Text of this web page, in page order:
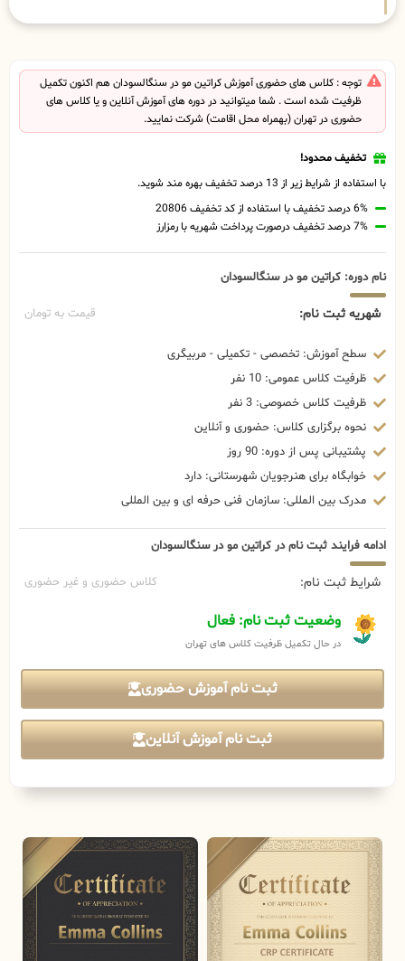
توجه : کلاس های حضوری آموزش کراتین مو در سنگالسودان هم اکنون تکمیل
ظرفیت شده است . شما میتوانید در دوره های آموزش آنلاین و یا کلاس های
حضوری در تهران (بهمراه محل اقامت) شرکت نمایید.
تخفیف محدود!
با استفاده از شرایط زیر از 13 درصد تخفیف بهره مند شوید.
6% درصد تخفیف با استفاده از کد تخفیف 20806
7% درصد تخفیف درصورت پرداخت شهریه با رمزارز
نام دوره: کراتین مو در سنگالسودان
شهریه ثبت نام: قیمت به تومان
سطح آموزش: تخصصی - تکمیلی - مربیگری
ظرفیت کلاس عمومی: 10 نفر
ظرفیت کلاس خصوصی: 3 نفر
نحوه برگزاری کلاس: حضوری و آنلاین
پشتیبانی پس از دوره: 90 روز
خوابگاه برای هنرجویان شهرستانی: دارد
مدرک بین المللی: سازمان فنی حرفه ای و بین المللی
ادامه فرایند ثبت نام در کراتین مو در سنگالسودان
شرایط ثبت نام: کلاس حضوری و غیر حضوری
وضعیت ثبت نام: فعال
در حال تکمیل ظرفیت کلاس های تهران
ثبت نام آموزش حضوری
ثبت نام آموزش آنلاین